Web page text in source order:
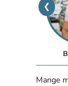
❮
Mange